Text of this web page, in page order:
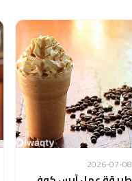
2026-07-08